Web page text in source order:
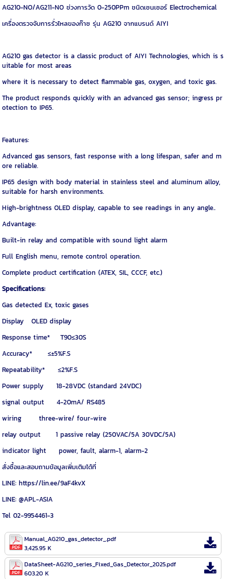
AG210-NO/AG211-NO ช่วงการวัด 0-250PPm ชนิดเซนเซอร์ Electrochemical
เครื่องตรวจจับการรั่วไหลของก๊าซ รุ่น AG210 จากแบรนด์ AIYI
AG210 gas detector is a classic product of AIYI Technologies, which is s
uitable for most areas
where it is necessary to detect flammable gas, oxygen, and toxic gas.
The product responds quickly with an advanced gas sensor; ingress pr
otection to IP65.
Features:
Advanced gas sensors, fast response with a long lifespan, safer and m
ore reliable.
IP65 design with body material in stainless steel and aluminum alloy,
suitable for harsh environments.
High-brightness OLED display, capable to see readings in any angle..
Advantage:
Built-in relay and compatible with sound light alarm
Full English menu, remote control operation.
Complete product certification (ATEX, SIL, CCCF, etc.)
Specifications:
Gas detected Ex, toxic gases
Display OLED display
Response time* T90≤30S
Accuracy* ≤±5%F.S
Repeatability* ≤2%F.S
Power supply 18-28VDC (standard 24VDC)
signal output 4-20mA/ RS485
wiring three-wire/ four-wire
relay output 1 passive relay (250VAC/5A 30VDC/5A)
indicator light power, fault, alarm-1, alarm-2
สั่งซื้อและสอบถามข้อมูลเพิ่มเติมได้ที่
LINE: https://lin.ee/9aF4kvX
LINE: @APL-ASIA
Tel 02-9954461-3
Manual_AG210_gas_detector_.pdf
3,425.95 K
DataSheet-AG210_series_Fixed_Gas_Detector_2025.pdf
603.20 K